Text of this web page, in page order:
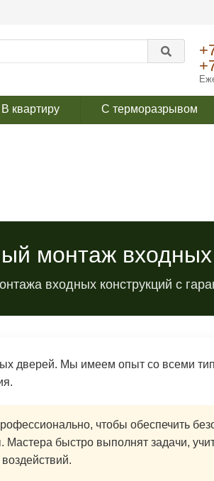
В квартиру С терморазрывом
монтаж
входных конструкций с
дверей. Мы имеем опыт со всеми
чтобы обеспечить
Мастера быстро выполнят задачи,